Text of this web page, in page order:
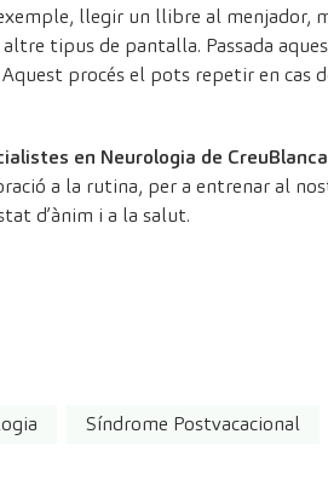
llegir un llibre al menjador,
tipus de pantalla. Passada
Aquest procés el pots repetir en cas
en Neurologia de CreuBlanca
a la rutina, per a entrenar al
d’ànim i a la salut.
Síndrome Postvacacional